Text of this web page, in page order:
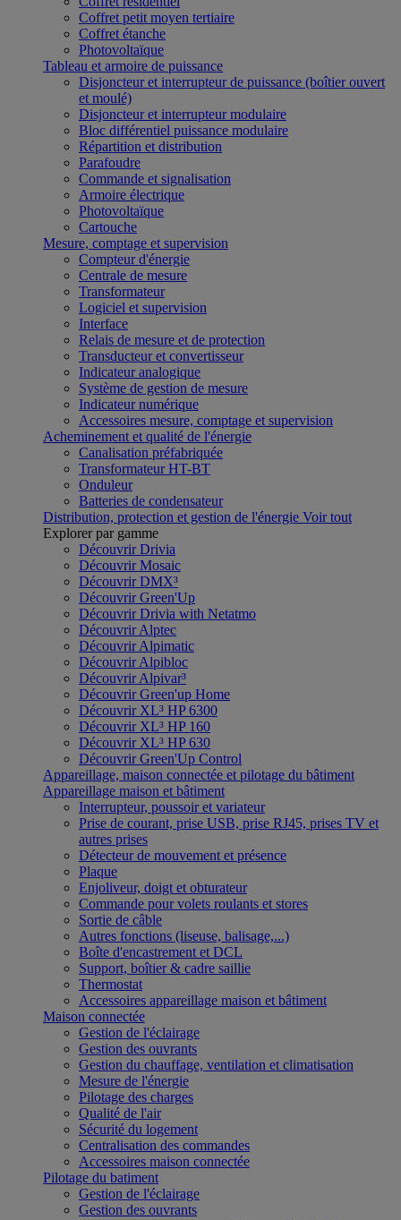
Coffret petit moyen tertiaire
Coffret étanche
Photovoltaïque
Tableau et armoire de puissance
Disjoncteur et interrupteur de puissance (boîtier ouvert
et moulé)
Disjoncteur et interrupteur modulaire
Bloc différentiel puissance modulaire
Répartition et distribution
Parafoudre
Commande et signalisation
Armoire électrique
Photovoltaïque
Cartouche
Mesure, comptage et supervision
Compteur d'énergie
Centrale de mesure
Transformateur
Logiciel et supervision
Interface
Relais de mesure et de protection
Transducteur et convertisseur
Indicateur analogique
Système de gestion de mesure
Indicateur numérique
Accessoires mesure, comptage et supervision
Acheminement et qualité de l'énergie
Canalisation préfabriquée
Transformateur HT-BT
Onduleur
Batteries de condensateur
Distribution, protection et gestion de l'énergie Voir tout
Explorer par gamme
Découvrir Drivia
Découvrir Mosaic
Découvrir DMX³
Découvrir Green'Up
Découvrir Drivia with Netatmo
Découvrir Alptec
Découvrir Alpimatic
Découvrir Alpibloc
Découvrir Alpivar³
Découvrir Green'up Home
Découvrir XL³ HP 6300
Découvrir XL³ HP 160
Découvrir XL³ HP 630
Découvrir Green'Up Control
Appareillage, maison connectée et pilotage du bâtiment
Appareillage maison et bâtiment
Interrupteur, poussoir et variateur
Prise de courant, prise USB, prise RJ45, prises TV et
autres prises
Détecteur de mouvement et présence
Plaque
Enjoliveur, doigt et obturateur
Commande pour volets roulants et stores
Sortie de câble
Autres fonctions (liseuse, balisage,...)
Boîte d'encastrement et DCL
Support, boîtier & cadre saillie
Thermostat
Accessoires appareillage maison et bâtiment
Maison connectée
Gestion de l'éclairage
Gestion des ouvrants
Gestion du chauffage, ventilation et climatisation
Mesure de l'énergie
Pilotage des charges
Qualité de l'air
Sécurité du logement
Centralisation des commandes
Accessoires maison connectée
Pilotage du batiment
Gestion de l'éclairage
Gestion des ouvrants